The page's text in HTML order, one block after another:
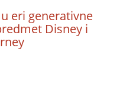
eri generativne
Disney i